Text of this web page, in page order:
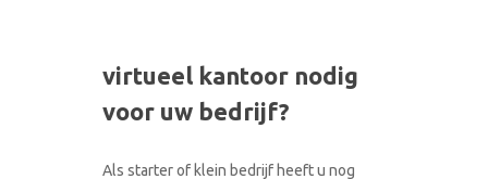
virtueel kantoor nodig
voor uw bedrijf?
Als starter of klein bedrijf heeft u nog